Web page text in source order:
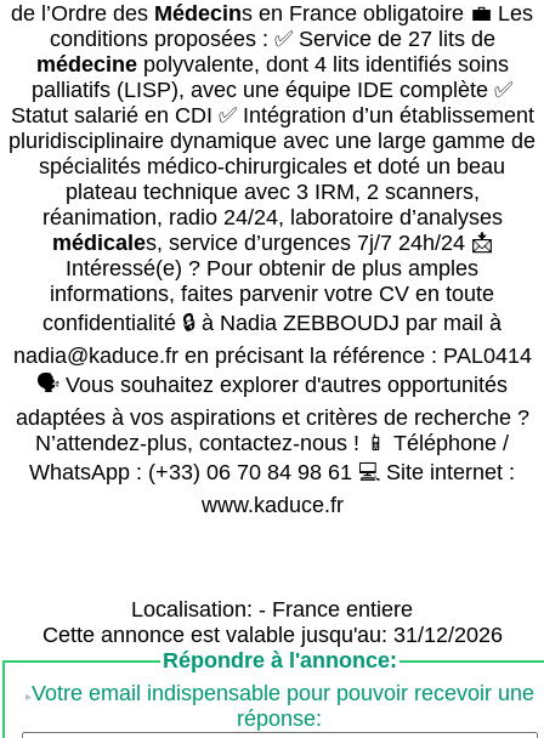
de l’Ordre des Médecins en France obligatoire 💼 Les
conditions proposées : ✅ Service de 27 lits de
médecinepolyvalente, dont 4 lits identifiés soins
palliatifs (LISP), avec une équipe IDE complète ✅
Statut salarié en CDI ✅ Intégration d’un établissement
pluridisciplinaire dynamique avec une large gamme de
spécialités médico-chirurgicales et doté un beau
plateau technique avec 3 IRM, 2 scanners,
réanimation, radio 24/24, laboratoire d’analyses
médical es, service d’urgences 7j/7 24h/24 📩
Intéressé(e) ? Pour obtenir de plus amples
informations, faites parvenir votre CV en toute
confidentialité 🔒 à Nadia ZEBBOUDJ par mail à
nadia@kaduce.fr en précisant la référence : PAL0414
🗣️ Vous souhaitez explorer d'autres opportunités
adaptées à vos aspirations et critères de recherche ?
N’attendez-plus, contactez-nous ! 📱 Téléphone /
WhatsApp : (+33) 06 70 84 98 61 💻 Site internet :
www.kaduce.fr
Localisation: - France entiere
Cette annonce est valable jusqu'au: 31/12/2026
Répondre à l'annonce:
Votre email indispensable pour pouvoir recevoir une
réponse: